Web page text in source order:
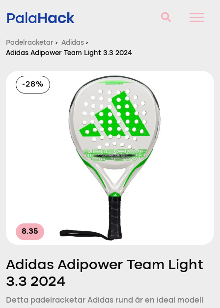
PalaHack
Padelracketar
Frågor och svar
Komparator
Padelracketar › Adidas ›
Adidas Adipower Team Light 3.3 2024
-28%
8.35
Adidas Adipower Team Light
3.3 2024
Detta padelracketar Adidas rund är en ideal modell